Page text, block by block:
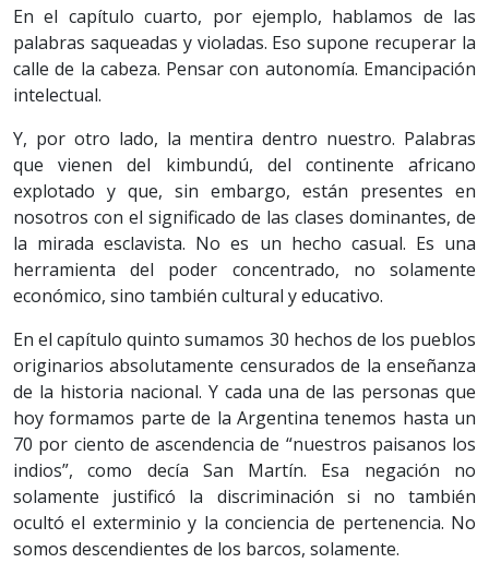
En el capítulo cuarto, por ejemplo, hablamos de las
palabras saqueadas y violadas. Eso supone recuperar la
calle de la cabeza. Pensar con autonomía. Emancipación
intelectual.
Y, por otro lado, la mentira dentro nuestro. Palabras
que vienen del kimbundú, del continente africano
explotado y que, sin embargo, están presentes en
nosotros con el significado de las clases dominantes, de
la mirada esclavista. No es un hecho casual. Es una
herramienta del poder concentrado, no solamente
económico, sino también cultural y educativo.
En el capítulo quinto sumamos 30 hechos de los pueblos
originarios absolutamente censurados de la enseñanza
de la historia nacional. Y cada una de las personas que
hoy formamos parte de la Argentina tenemos hasta un
70 por ciento de ascendencia de “nuestros paisanos los
indios”, como decía San Martín. Esa negación no
solamente justificó la discriminación si no también
ocultó el exterminio y la conciencia de pertenencia. No
somos descendientes de los barcos, solamente.